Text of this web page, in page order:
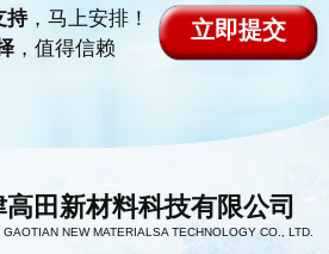
持，马上安排！
，值得信赖
高田新材料科技有限公司
GAOTIAN NEW MATERIALSA TECHNOLOGY CO., LTD.